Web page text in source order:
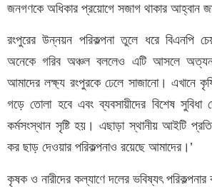
জনগণকে অধিকার প্রয়োগে সজাগ থাকার আহ্বান
রংপুরের উন্নয়ন পরিকল্পনা তুলে ধরে বিএনপি
অনেকে গরিব অঞ্চল বললেও এটি আসলে
আমাদের লক্ষ্য রংপুরকে ঢেলে সাজানো। এখানে
গড়ে তোলা হবে এবং ব্যবসায়ীদের বিশেষ সুবিধা
কর্মসংস্থান সৃষ্টি হয়। এছাড়া স্থানীয় আইটি
কর ছাড় দেওয়ার পরিকল্পনাও রয়েছে আমাদের।’
কৃষক ও নারীদের কল্যাণে দলের ভবিষ্যৎ পরিকল্পনার